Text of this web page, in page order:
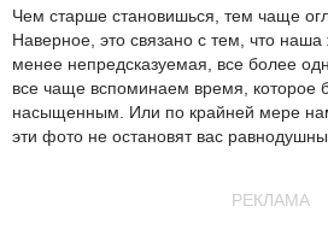
Чем старше становишься, тем чаще
Наверное, это связано с тем, что наша
менее непредсказуемая, все более
все чаще вспоминаем время, которое
насыщенным. Или по крайней мере
эти фото не остановят вас
РЕКЛАМА